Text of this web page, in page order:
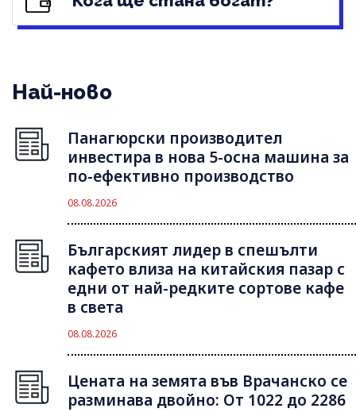
Най-ново
Панагюрски производител
инвестира в нова 5-осна машина за
по-ефективно производство
08.08.2026
Българският лидер в спешълти
кафето влиза на китайския пазар с
едни от най-редките сортове кафе
в света
08.08.2026
Цената на земята във Врачанско се
разминава двойно: От 1022 до 2286